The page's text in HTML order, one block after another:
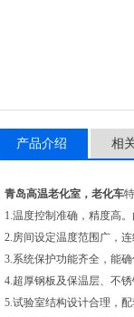
产品介绍 相
青岛高温老化室，老化车
1.温度控制准确，精度高
2.房间设定温度范围广，
3.系统保护功能齐全，能
4.超厚钢板及保温层、不
5.试验室结构设计合理，